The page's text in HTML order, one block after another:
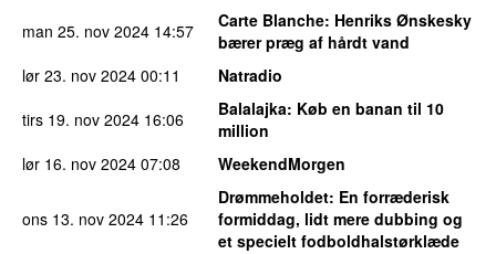
man 25. nov 2024 14:57 Carte Blanche: Henriks Ønskesky
bærer præg af hårdt vand
lør 23. nov 2024 00:11
Natradio
tirs 19. nov 2024 16:06 Balalajka: Køb en banan til 10
million
lør 16. nov 2024 07:08 WeekendMorgen
ons 13. nov 2024 11:26
Drømmeholdet: En forræderisk
formiddag, lidt mere dubbing og
et specielt fodboldhalstørklæde